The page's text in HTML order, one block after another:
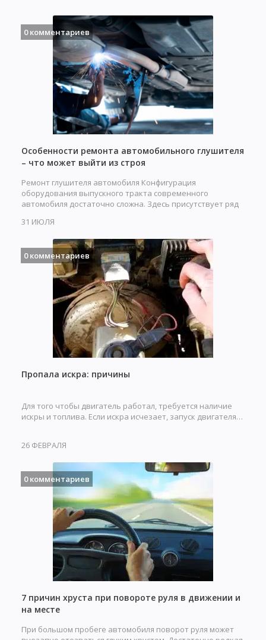
0 комментариев
Особенности ремонта автомобильного глушителя
– что может выйти из строя
Ремонт глушителя автомобиля Конфигурация
оборудования выпускного тракта современного
автомобиля достаточно сложна. Здесь присутствует ряд
31 ИЮЛЯ
0 комментариев
Пропала искра: причины
Для того чтобы двигатель работал, требуется наличие
искры и топлива. Если искра исчезает, запуск двигателя…
26 ФЕВРАЛЯ
0 комментариев
7 причин хруста при повороте руля в движении и
на месте
При большом пробеге автомобиля поворот руля может